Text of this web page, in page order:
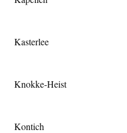
Kasterlee
Knokke-Heist
Kontich